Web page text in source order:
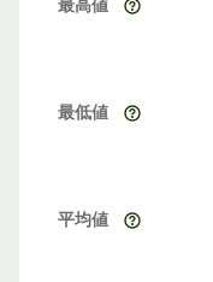
最高値
最低値
平均値